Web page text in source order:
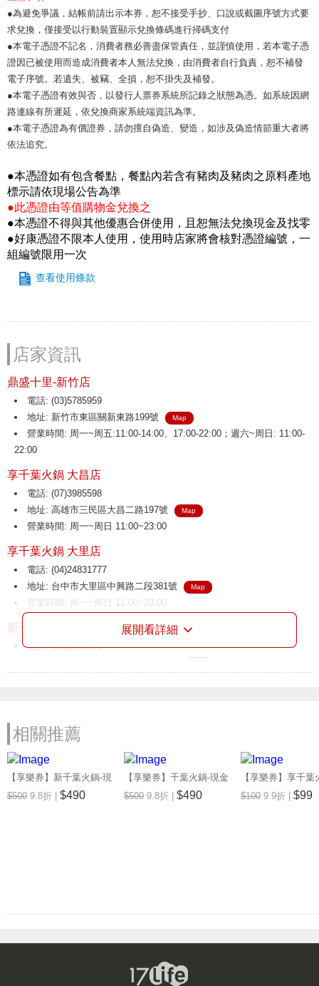
●為避免爭議，結帳前請出示本券，恕不接受手抄、口說或截圖序號方式要
求兌換，僅接受以行動裝置顯示兌換條碼進行掃碼支付
●本電子憑證不記名，消費者務必善盡保管責任，並謹慎使用，若本電子憑
證因已被使用而造成消費者本人無法兌換，由消費者自行負責，恕不補發
電子序號。若遺失、被竊、全損，恕不掛失及補發。
●本電子憑證有效與否，以發行人票券系統所記錄之狀態為憑。如系統因網
路連線有所遲延，依兌換商家系統端資訊為準。
●本電子憑證為有價證券，請勿擅自偽造、變造，如涉及偽造情節重大者將
依法追究。
●本憑證如有包含餐點，餐點內若含有豬肉及豬肉之原料產地
標示請依現場公告為準
●此憑證由等值購物金兌換之
●本憑證不得與其他優惠合併使用，且恕無法兌換現金及找零
●好康憑證不限本人使用，使用時店家將會核對憑證編號，一
組編號限用一次
查看使用條款
店家資訊
鼎盛十里-新竹店
電話: (03)5785959
地址: 新竹市東區關新東路199號
Map
營業時間: 周一~周五:11:00-14:00、17:00-22:00；週六~周日: 11:00-
22:00
享千葉火鍋 大昌店
電話: (07)3985598
地址: 高雄市三民區大昌二路197號
Map
營業時間: 周一~周日 11:00~23:00
享千葉火鍋 大里店
電話: (04)24831777
地址: 台中市大里區中興路二段381號
Map
營業時間: 周一~周日 11:00~23:00
新千葉火鍋 介壽店
電話: (03)3752666
地址: 雲林縣斗六市民生南路182號
營業時間: 周一~周日 11:00~23:00
新千葉火鍋 西門店
電話: (02)23317288
地址: 屏東市太原路17-1號
Map
展開看詳細
相關推薦
【享樂券】新千葉火鍋-現
金抵用券500元(一次型)
$500 9.8折 | $490
【享樂券】千葉火鍋-現金
抵用券500元(一次型)
$500 9.8折 | $490
【享樂券】享千葉
金抵用券100元(一
$100 9.9折 | $99